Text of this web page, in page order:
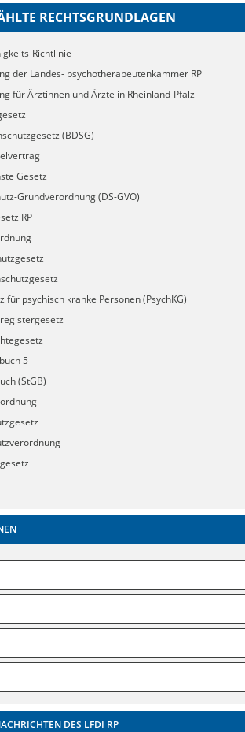
RECHTSGRUNDLAGEN
Richtlinie
der Landes- psychotherapeutenkammer RP
für Ärztinnen und Ärzte in Rheinland-Pfalz
(BDSG)
Gesetz
Grundverordnung (DS-GVO)
RP
für psychisch kranke Personen (PsychKG)
5
(StGB)
DES LFDI RP